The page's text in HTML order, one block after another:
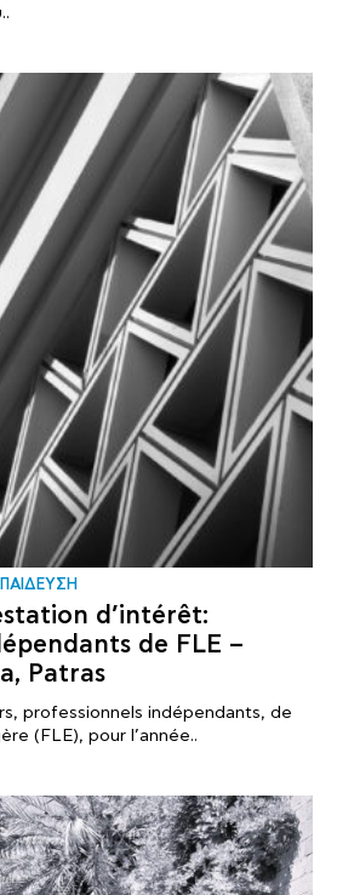
d’intérêt:
de FLE –
Patras
professionnels indépendants, de
(FLE), pour l’année..